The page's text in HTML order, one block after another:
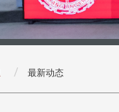
最新动态